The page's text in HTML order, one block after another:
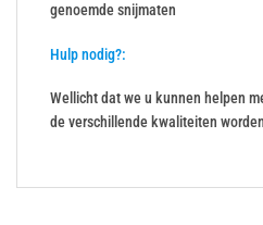
genoemde snijmaten
Hulp nodig?:
Wellicht dat we u kunnen helpen
de verschillende kwaliteiten